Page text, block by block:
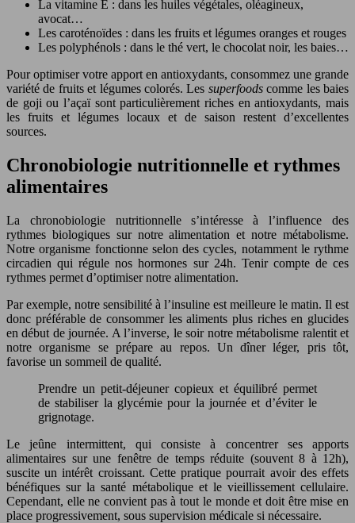
La vitamine E : dans les huiles végétales, oléagineux,
avocat…
Les caroténoïdes : dans les fruits et légumes oranges et rouges
Les polyphénols : dans le thé vert, le chocolat noir, les baies…
Pour optimiser votre apport en antioxydants, consommez une grande
variété de fruits et légumes colorés. Les superfoodscomme les baies
de goji ou l’açaï sont particulièrement riches en antioxydants, mais
les fruits et légumes locaux et de saison restent d’excellentes
sources.
Chronobiologie nutritionnelle et rythmes
alimentaires
La chronobiologie nutritionnelle s’intéresse à l’influence des
rythmes biologiques sur notre alimentation et notre métabolisme.
Notre organisme fonctionne selon des cycles, notamment le rythme
circadien qui régule nos hormones sur 24h. Tenir compte de ces
rythmes permet d’optimiser notre alimentation.
Par exemple, notre sensibilité à l’insuline est meilleure le matin. Il est
donc préférable de consommer les aliments plus riches en glucides
en début de journée. A l’inverse, le soir notre métabolisme ralentit et
notre organisme se prépare au repos. Un dîner léger, pris tôt,
favorise un sommeil de qualité.
Prendre un petit-déjeuner copieux et équilibré permet
de stabiliser la glycémie pour la journée et d’éviter le
grignotage.
Le jeûne intermittent, qui consiste à concentrer ses apports
alimentaires sur une fenêtre de temps réduite (souvent 8 à 12h),
suscite un intérêt croissant. Cette pratique pourrait avoir des effets
bénéfiques sur la santé métabolique et le vieillissement cellulaire.
Cependant, elle ne convient pas à tout le monde et doit être mise en
place progressivement, sous supervision médicale si nécessaire.